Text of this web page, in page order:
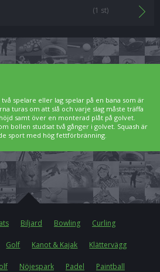
(1 st)
spelare eller lag spelar på en bana som är
turas om att slå och varje slag måste träffa
samt över en monterad plåt på golvet.
bollen studsat två gånger i golvet. Squash är
sport med hög fettförbränning.
Biljard Bowling Curling
Golf Kanot & Kajak Klättervägg
Nöjespark Padel Paintball